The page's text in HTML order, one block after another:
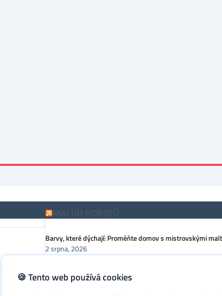
MALÍŘI POKOJŮ
Barvy, které dýchají: Proměňte domov s mistrovskými
2 srpna, 2026
Chraňte dřevo před škůdci: Impregnace, broušení a barvy
životnost
🍪 Tento web používá cookies